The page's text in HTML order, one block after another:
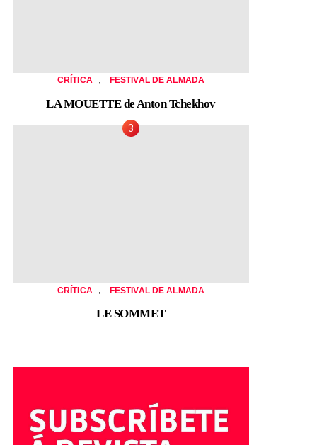
CRÍTICA FESTIVAL DE ALMADA
LA MOUETTE de Anton Tchekhov
CRÍTICA FESTIVAL DE ALMADA
LE SOMMET